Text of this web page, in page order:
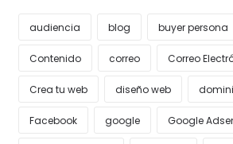
audiencia blog buyer persona
Contenido correo Correo
Crea tu web diseño web
Facebook google Google